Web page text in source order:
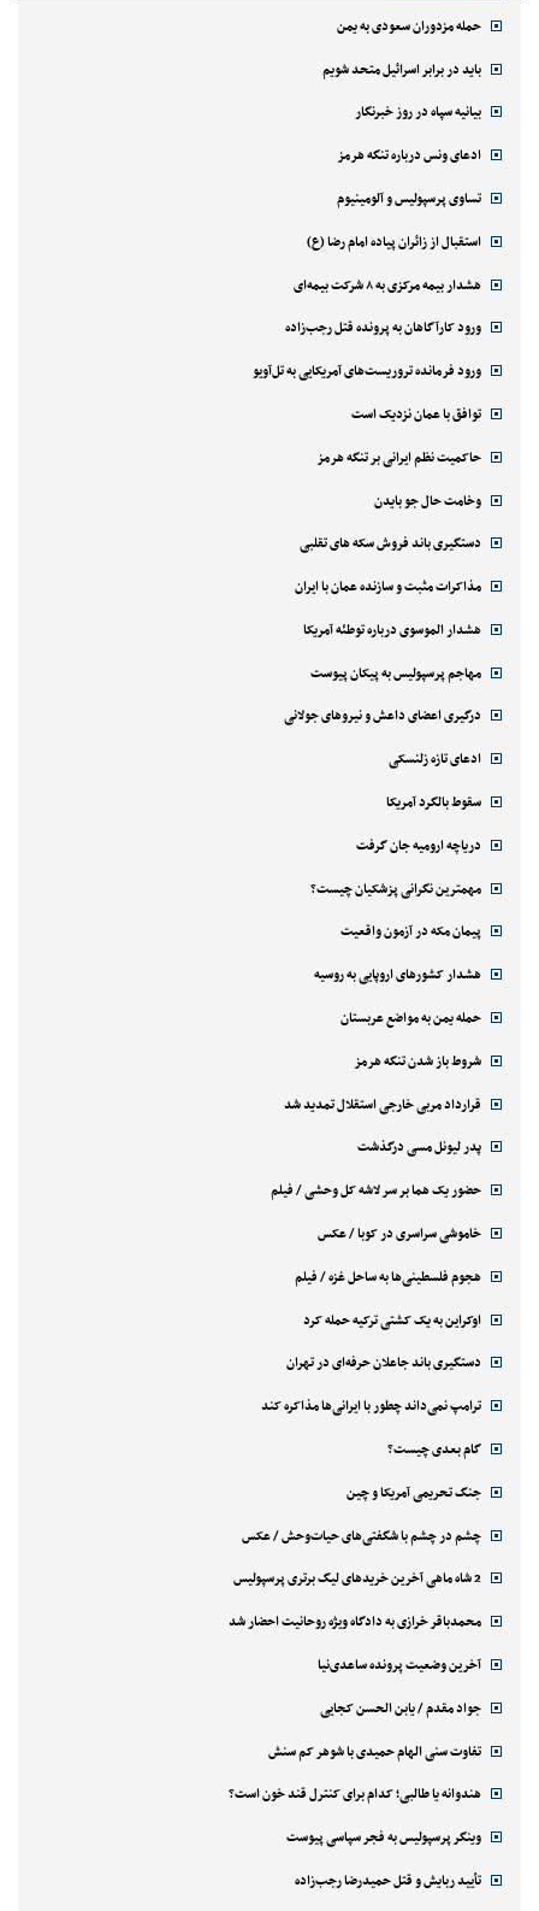
حمله مزدوران سعودی به یمن
باید در برابر اسرائیل متحد شویم
بیانیه سپاه در روز خبرنگار
ادعای ونس درباره تنگه هرمز
تساوی پرسپولیس و آلومینیوم
استقبال از زائران پیاده امام رضا (ع)
هشدار بیمه مرکزی به ۸ شرکت بیمه‌ای
ورود کارآگاهان به پرونده قتل رجب‌زاده
ورود فرمانده تروریست‌های آمریکایی به تل‌آویو
توافق با عمان نزدیک است
حاکمیت نظم ایرانی بر تنگه هرمز
وخامت حال جو بایدن
دستگیری باند فروش سکه های تقلبی
مذاکرات مثبت و سازنده عمان با ایران
هشدار الموسوی درباره توطئه آمریکا
مهاجم پرسپولیس به پیکان پیوست
درگیری اعضای داعش و نیروهای جولانی
ادعای تازه زلنسکی
سقوط بالگرد آمریکا
دریاچه ارومیه جان گرفت
مهمترین نگرانی پزشکیان چیست؟
پیمان مکه در آزمون واقعیت
هشدار کشورهای اروپایی به روسیه
حمله یمن به مواضع عربستان
شروط باز شدن تنگه هرمز
قرارداد مربی خارجی استقلال تمدید شد
پدر لیونل مسی درگذشت
حضور یک هما بر سر لاشه‌ کل وحشی / فیلم
خاموشی سراسری در کوبا / عکس
هجوم فلسطینی‌ها به ساحل غزه / فیلم
اوکراین به یک کشتی ترکیه حمله کرد
دستگیری باند جاعلان حرفه‌ای در تهران
ترامپ نمی‌داند چطور با ایرانی‌ها مذاکره کند
گام بعدی چیست؟
جنگ تحریمی آمریکا و چین
چشم در چشم با شگفتی‌های حیات‌وحش / عکس
2 شاه ماهی آخرین خریدهای لیگ برتری پرسپولیس
محمدباقر خرازی به دادگاه ویژه روحانیت احضار شد
آخرین وضعیت پرونده ساعدی‌نیا
جواد مقدم / یابن الحسن کجایی
تفاوت سنی الهام حمیدی با شوهر کم سنش
هندوانه یا طالبی؛ کدام‌ برای کنترل قند خون است؟
وینگر پرسپولیس به فجر سپاسی پیوست
تأیید ربایش و قتل حمیدرضا رجب‌زاده